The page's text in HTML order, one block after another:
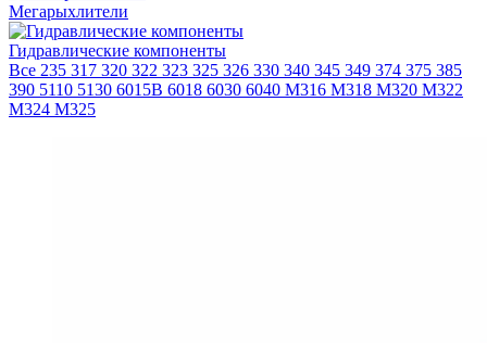
Мегарыхлители
Гидравлические компоненты
Все 235 317 320 322 323 325 326 330 340 345 349 374 375 385
390 5110 5130 6015B 6018 6030 6040 M316 M318 M320 M322
M324 M325